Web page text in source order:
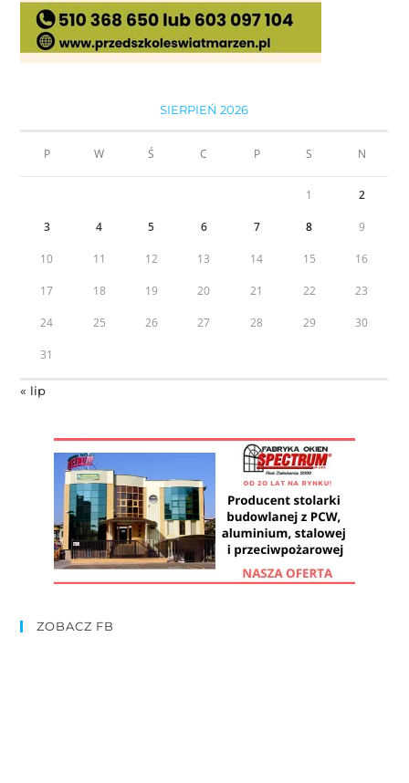
SIERPIEŃ 2026
P W Ś C P S N
1 2
3 4 5 6 7 8 9
10 11 12 13 14 15 16
17 18 19 20 21 22 23
24 25 26 27 28 29 30
31
« lip
ZOBACZ FB